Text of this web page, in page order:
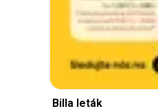
Billa leták